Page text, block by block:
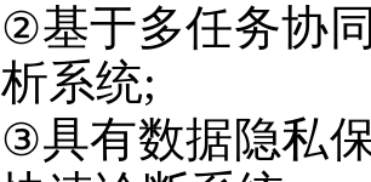
②基于多任务协
析系统;
③具有数据隐私